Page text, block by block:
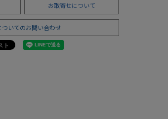
お取寄せについて
ついてのお問い合わせ